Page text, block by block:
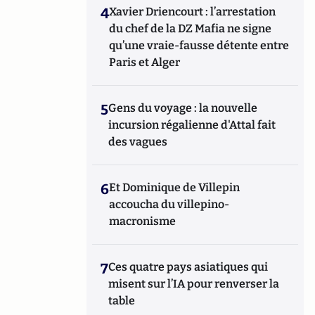
4Xavier Driencourt : l’arrestation
du chef de la DZ Mafia ne signe
qu’une vraie-fausse détente entre
Paris et Alger
5Gens du voyage : la nouvelle
incursion régalienne d'Attal fait
des vagues
6Et Dominique de Villepin
accoucha du villepino-
macronisme
7Ces quatre pays asiatiques qui
misent sur l’IA pour renverser la
table